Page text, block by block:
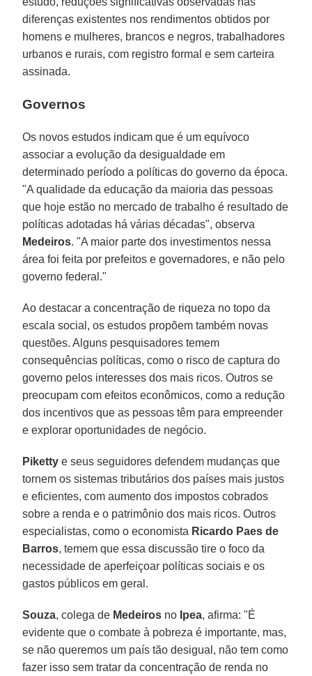
diferenças existentes nos rendimentos obtidos por
homens e mulheres, brancos e negros, trabalhadores
urbanos e rurais, com registro formal e sem carteira
assinada.
Governos
Os novos estudos indicam que é um equívoco
associar a evolução da desigualdade em
determinado período a políticas do governo da época.
"A qualidade da educação da maioria das pessoas
que hoje estão no mercado de trabalho é resultado de
políticas adotadas há várias décadas", observa
Medeiros. "A maior parte dos investimentos nessa
área foi feita por prefeitos e governadores, e não pelo
governo federal."
Ao destacar a concentração de riqueza no topo da
escala social, os estudos propõem também novas
questões. Alguns pesquisadores temem
consequências políticas, como o risco de captura do
governo pelos interesses dos mais ricos. Outros se
preocupam com efeitos econômicos, como a redução
dos incentivos que as pessoas têm para empreender
e explorar oportunidades de negócio.
Piketty e seus seguidores defendem mudanças que
tornem os sistemas tributários dos países mais justos
e eficientes, com aumento dos impostos cobrados
sobre a renda e o patrimônio dos mais ricos. Outros
especialistas, como o economista Ricardo Paes de
Barros, temem que essa discussão tire o foco da
necessidade de aperfeiçoar políticas sociais e os
gastos públicos em geral.
Souza, colega de Medeiros no Ipea, afirma: "É
evidente que o combate à pobreza é importante, mas,
se não queremos um país tão desigual, não tem como
fazer isso sem tratar da concentração de renda no